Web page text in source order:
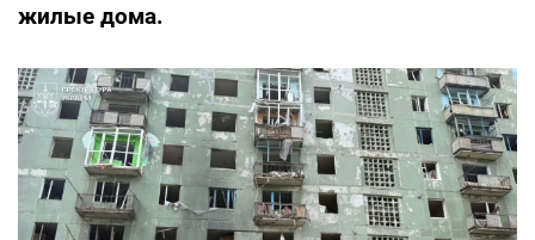
жилые дома.